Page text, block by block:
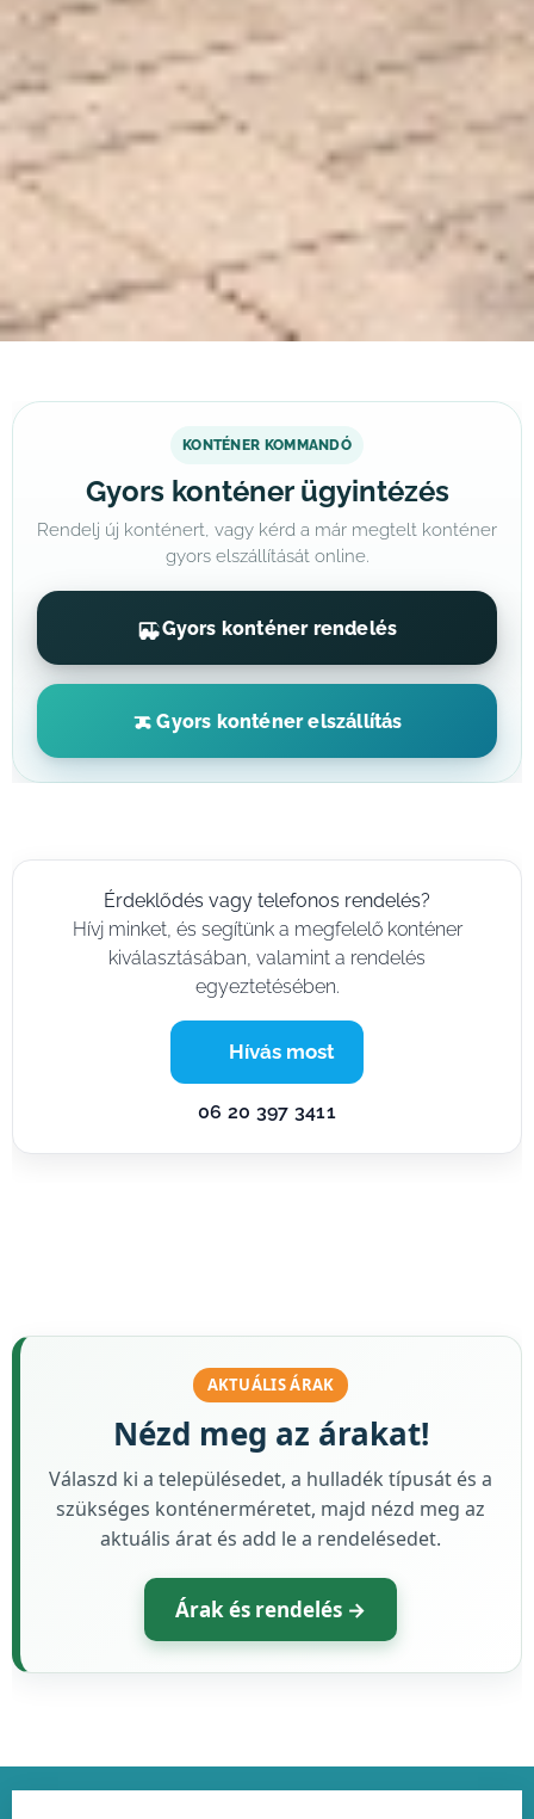
KONTÉNER KOMMANDÓ
Gyors konténer ügyintézés
Rendelj új konténert, vagy kérd a már megtelt konténer
gyors elszállítását online.
Gyors konténer rendelés
Gyors konténer elszállítás
Érdeklődés vagy telefonos rendelés?
Hívj minket, és segítünk a megfelelő konténer
kiválasztásában, valamint a rendelés
egyeztetésében.
📞 Hívás most
06 20 397 3411
AKTUÁLIS ÁRAK
Nézd meg az árakat!
Válaszd ki a településedet, a hulladék típusát és a
szükséges konténerméretet, majd nézd meg az
aktuális árat és add le a rendelésedet.
Árak és rendelés →